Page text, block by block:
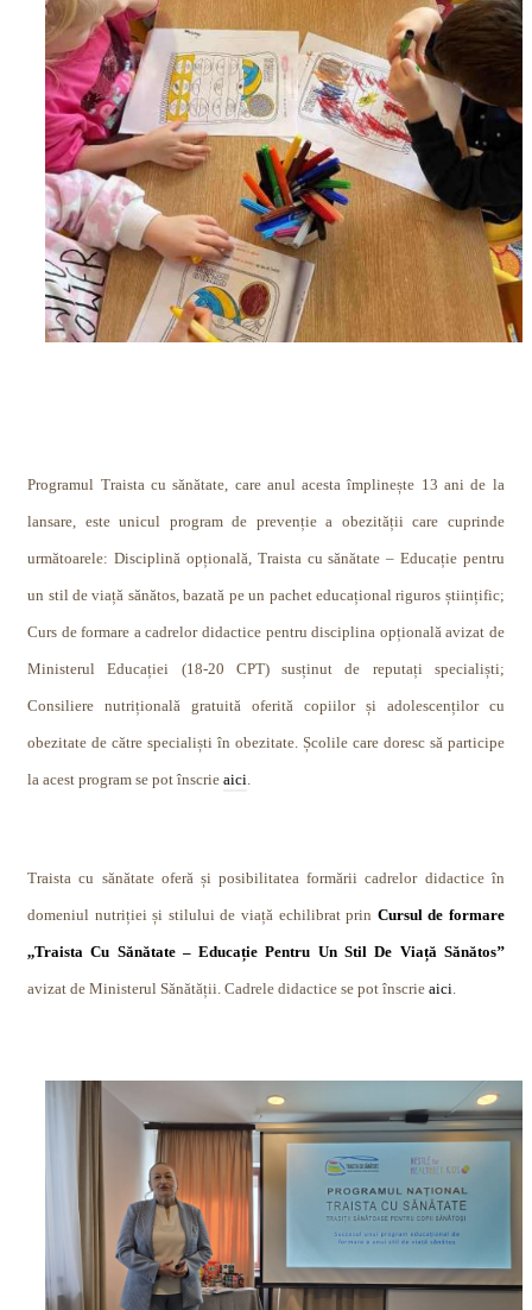
Programul Traista cu sănătate, care anul acesta împlinește 13 ani de la
lansare, este unicul program de prevenție a obezității care cuprinde
următoarele: Disciplină opțională, Traista cu sănătate – Educație pentru
un stil de viață sănătos, bazată pe un pachet educațional riguros științific;
Curs de formare a cadrelor didactice pentru disciplina opțională avizat de
Ministerul Educației (18-20 CPT) susținut de reputați specialiști;
Consiliere nutrițională gratuită oferită copiilor și adolescenților cu
obezitate de către specialiști în obezitate. Școlile care doresc să participe
la acest program se pot înscrieaici
Traista cu sănătate oferă și posibilitatea formării cadrelor didactice în
domeniul nutriției și stilului de viață echilibrat prin Cursul de formare
,,Traista Cu Sănătate – Educație Pentru Un Stil De Viață Sănătos’’
avizat de Ministerul Sănătății.Cadrele didactice se pot înscrie aici